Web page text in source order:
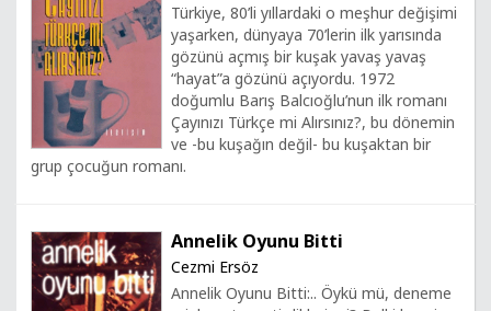
Türkiye, 80’li yıllardaki o meşhur değişimi
yaşarken, dünyaya 70’lerin ilk yarısında
gözünü açmış bir kuşak yavaş yavaş
“hayat”a gözünü açıyordu. 1972
doğumlu Barış Balcıoğlu’nun ilk romanı
Çayınızı Türkçe mi Alırsınız?, bu dönemin
ve -bu kuşağın değil- bu kuşaktan bir
grup çocuğun romanı.
Annelik Oyunu Bitti
Cezmi Ersöz
Annelik Oyunu Bitti:.. Öykü mü, deneme